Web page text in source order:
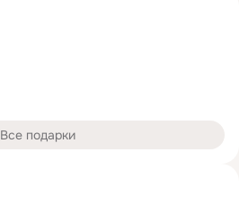
Все подарки